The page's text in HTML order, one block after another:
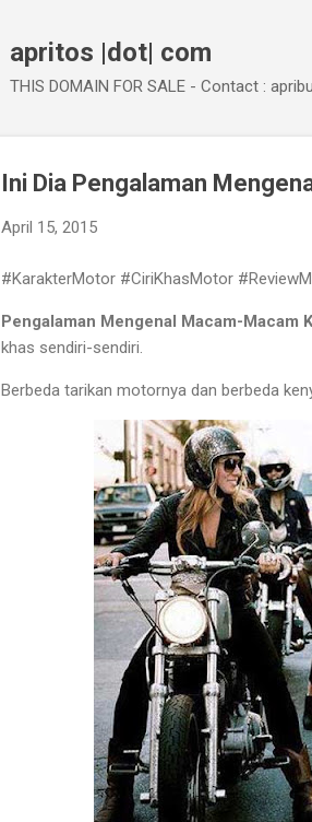
apritos |dot| com
THIS DOMAIN FOR SALE - Contact :
Ini Dia Pengalaman
April 15, 2015
#KarakterMotor #CiriKhasMotor
Pengalaman Mengenal Macam-Macam
khas sendiri-sendiri.
Berbeda tarikan motornya dan berbeda